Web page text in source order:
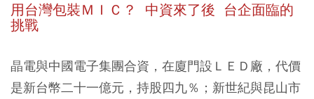
用台灣包裝ＭＩＣ？ 中資來了後 台企面臨的
挑戰
晶電與中國電子集團合資，在廈門設ＬＥＤ廠，代價
是新台幣二十一億元，持股四九％；新世紀與昆山市